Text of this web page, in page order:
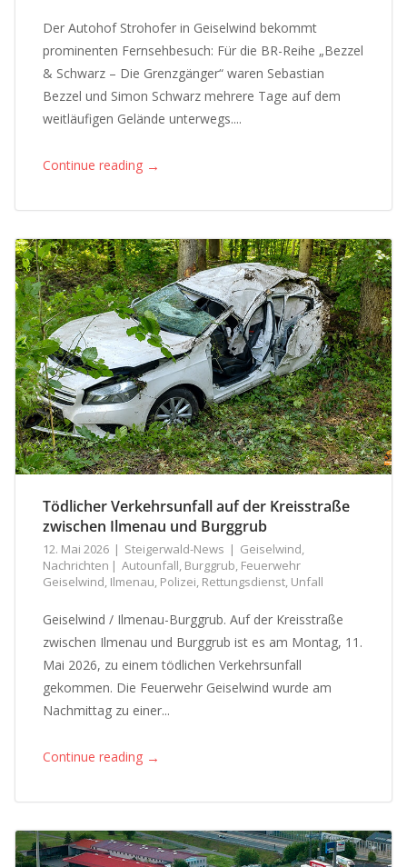
Der Autohof Strohofer in Geiselwind bekommt
prominenten Fernsehbesuch: Für die BR-Reihe „Bezzel
& Schwarz – Die Grenzgänger“ waren Sebastian
Bezzel und Simon Schwarz mehrere Tage auf dem
weitläufigen Gelände unterwegs....
Continue reading →
Tödlicher Verkehrsunfall auf der Kreisstraße
zwischen Ilmenau und Burggrub
12. Mai 2026 Steigerwald-News Geiselwind,
Nachrichten
Autounfall, Burggrub, Feuerwehr
Geiselwind, Ilmenau, Polizei, Rettungsdienst, Unfall
Geiselwind / Ilmenau-Burggrub. Auf der Kreisstraße
zwischen Ilmenau und Burggrub ist es am Montag, 11.
Mai 2026, zu einem tödlichen Verkehrsunfall
gekommen. Die Feuerwehr Geiselwind wurde am
Nachmittag zu einer...
Continue reading →